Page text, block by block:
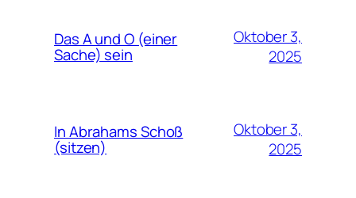
Das A und O (einer
Sache) sein
Oktober 3,
2025
In Abrahams Schoß
(sitzen)
Oktober 3,
2025